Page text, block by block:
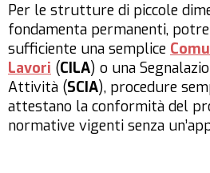
Per le strutture di piccole
fondamenta permanenti,
sufficiente una semplice
Lavori (CILA) o una
Attività (SCIA), procedure
attestano la conformità del
normative vigenti senza